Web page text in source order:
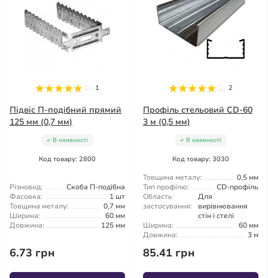
1
Підвіс П-подібний прямий
125 мм (0,7 мм)
В наявності
Код товару: 2800
Різновид:
Скоба П-подібна
Фасовка:
1 шт
Товщина металу:
0,7 мм
Ширина:
60 мм
Довжина:
125 мм
6.73 грн
2
Профіль стельовий CD-60
3 м (0,5 мм)
В наявності
Код товару: 3030
Товщина металу:
0,5 мм
Тип профілю:
CD-профіль
Область
застосування:
Для
вирівнювання
стін і стелі
Ширина:
60 мм
Довжина:
3 м
85.41 грн